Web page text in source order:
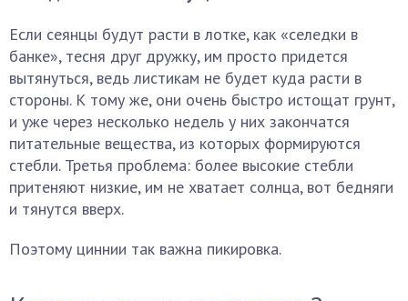
Если сеянцы будут расти в лотке, как «селедки в
банке», тесня друг дружку, им просто придется
вытянуться, ведь листикам не будет куда расти в
стороны. К тому же, они очень быстро истощат грунт,
и уже через несколько недель у них закончатся
питательные вещества, из которых формируются
стебли. Третья проблема: более высокие стебли
притеняют низкие, им не хватает солнца, вот бедняги
и тянутся вверх.
Поэтому циннии так важна пикировка.